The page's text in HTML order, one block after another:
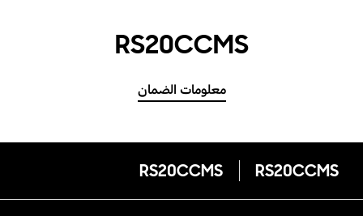
RS20CCMS
معلومات الضمان
RS20CCMS
RS20CCMS